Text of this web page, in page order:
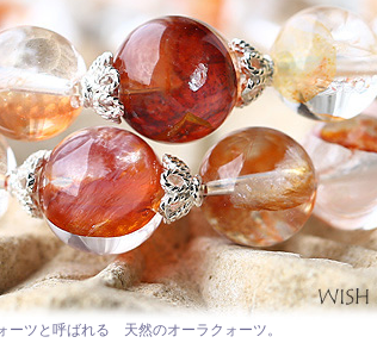
ーツと呼ばれる 天然のオーラクォーツ。